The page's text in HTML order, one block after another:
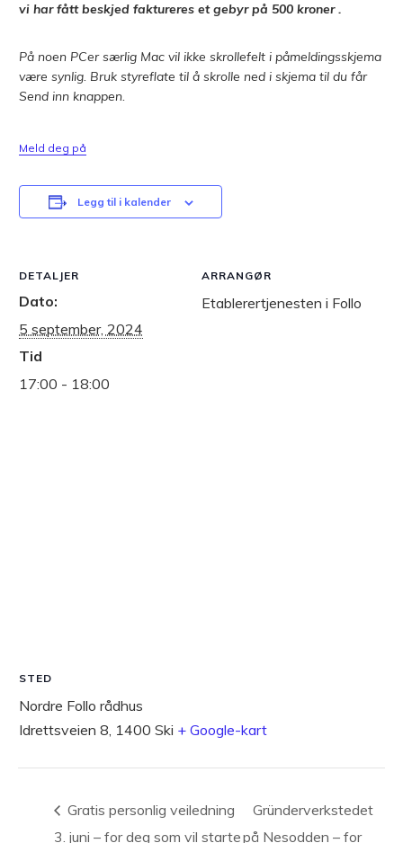
vi har fått beskjed faktureres et gebyr på 500 kroner .
På noen PCer særlig Mac vil ikke skrollefelt i påmeldingsskjema
være synlig. Bruk styreflate til å skrolle ned i skjema til du får
Send inn knappen.
Meld deg på
Legg til i kalender
DETALJER
Dato:
5 september, 2024
Tid
17:00 - 18:00
ARRANGØR
Etablerertjenesten i Follo
STED
Nordre Follo rådhus
Idrettsveien 8, 1400 Ski + Google-kart
Gratis personlig veiledning
3. juni – for deg som vil starte
Gründerverkstedet
på Nesodden – for